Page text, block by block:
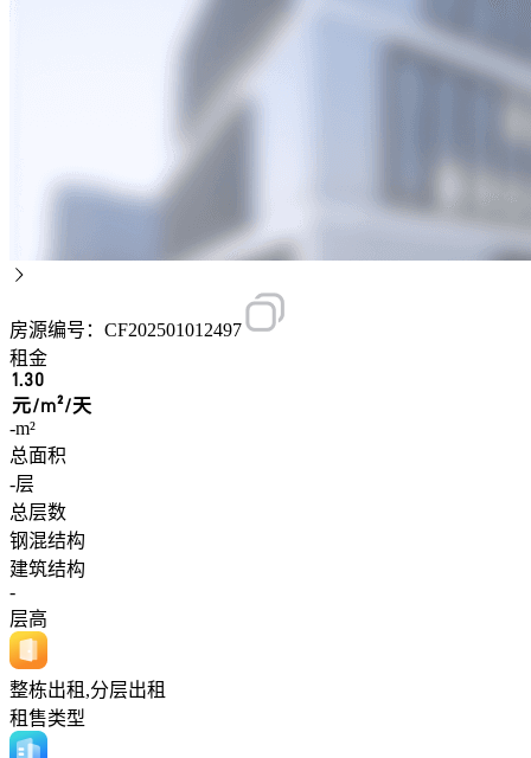
房源编号：CF202501012497
租金
1.30
元/m²/天
-m²
总面积
-层
总层数
钢混结构
建筑结构
-
层高
整栋出租,分层出租
租售类型